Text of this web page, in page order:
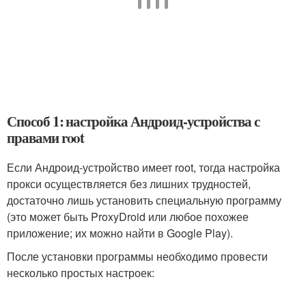
Способ 1: настройка Андроид-устройства с
правами root
Если Андроид-устройство имеет root, тогда настройка
прокси осуществляется без лишних трудностей,
достаточно лишь установить специальную программу
(это может быть ProxyDroid или любое похожее
приложение; их можно найти в Google Play).
После установки программы необходимо провести
несколько простых настроек: